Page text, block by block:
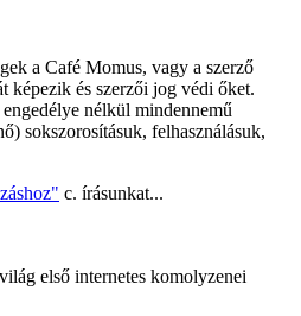
a Café Momus, vagy a szerző
képezik és szerzői jog védi őket.
nélkül mindennemű
sokszorosításuk, felhasználásuk,
c. írásunkat...
első internetes komolyzenei